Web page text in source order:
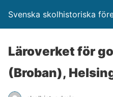
Svenska skolhistoriska
Läroverket för
(Broban),